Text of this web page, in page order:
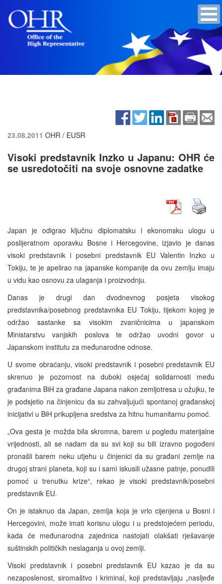
23.08.2011 OHR / EUSR
Visoki predstavnik Inzko u Japanu: OHR će
se usredotočiti na svoje osnovne zadatke
Japan je odigrao ključnu diplomatsku i ekonomsku ulogu u
poslijeratnom oporavku Bosne i Hercegovine, izjavio je danas
visoki predstavnik i posebni predstavnik EU Valentin Inzko u
Tokiju, te je apelirao na japanske kompanije da ovu zemlju imaju
u vidu kao osnovu za ulaganja i proizvodnju.
Danas je drugi dan dvodnevnog posjeta visokog
predstavnika/posebnog predstavnika EU Tokiju, tijekom kojeg je
održao sastanke sa visokim zvaničnicima u japanskom
Ministarstvu vanjskih poslova te održao uvodni govor u
Japanskom institutu za međunarodne odnose.
U svome obraćanju, visoki predstavnik i posebni predstavnik EU
skrenuo je pozornost na duboki osjećaj solidarnosti među
građanima BiH za građane Japana nakon zemljotresa u ožujku, te
je podsjetio na činjenicu da su zahvaljujući spontanoj građanskoj
inicijativi u BiH prikupljena sredstva za hitnu humanitarnu pomoć.
„Ova gesta je možda bila skromna, barem u pogledu materijalne
vrijednosti, ali se nadam da su svi koji su bili izravno pogođeni
pronašli barem neku utjehu u činjenici da su građani zemlje na
drugoj strani planeta, koji su i sami iskusili užasne patnje, ponudili
pomoć u trenutku krize“, rekao je visoki predstavnik/posebni
predstavnik EU.
On je istaknuo da Japan, zemlja koja je vrlo cijenjena u Bosni i
Hercegovini, može imati korisnu ulogu i u predstojećem periodu,
kada će međunarodna zajednica nastojati olakšati rješavanje
suštinskih političkih neslaganja u ovoj zemlji.
Visoki predstavnik i posebni predstavnik EU kazao je da su
nezaposlenost, siromaštvo i kriminal, koji predstavljaju „nasljeđe